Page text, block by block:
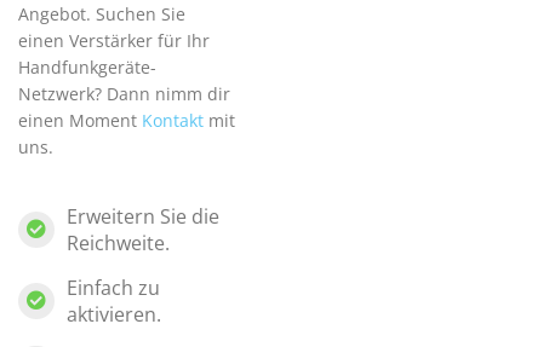
Angebot. Suchen Sie
einen Verstärker für Ihr
Handfunkgeräte-
Netzwerk? Dann nimm dir
einen Moment Kontakt mit
uns.
Erweitern Sie die
Reichweite.
Einfach zu
aktivieren.